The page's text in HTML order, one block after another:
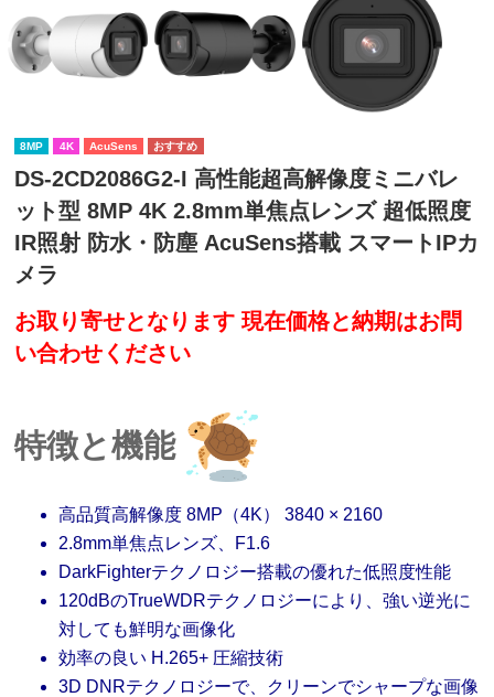
8MP 4K AcuSens
DS-2CD2086G2-I 高性能超高解像度ミニバレ
ット型 8MP 4K 2.8mm単焦点レンズ 超低照度
IR照射 防水・防塵 AcuSens搭載 スマートIPカ
メラ
お取り寄せとなります 現在価格と納期はお問
い合わせください
特徴と機能
高品質高解像度 8MP（4K） 3840 × 2160
2.8mm単焦点レンズ、F1.6
DarkFighterテクノロジー搭載の優れた低照度性能
120dBのTrueWDRテクノロジーにより、強い逆光に
対しても鮮明な画像化
効率の良い H.265+ 圧縮技術
3D DNRテクノロジーで、クリーンでシャープな画像